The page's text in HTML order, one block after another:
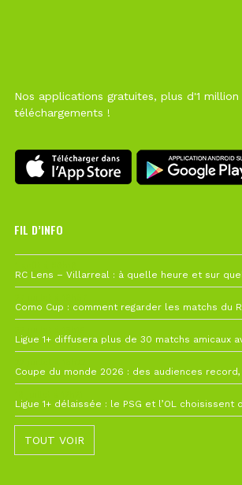
Nos applications gratuites, plus d'1 million
téléchargements !
FIL D’INFO
TOUT VOIR